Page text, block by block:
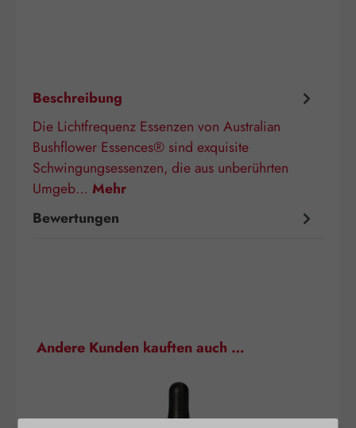
Beschreibung
Die Lichtfrequenz Essenzen von Australian
Bushflower Essences® sind exquisite
Schwingungsessenzen, die aus unberührten
Umgeb… Mehr
Bewertungen
Produktgalerie überspringen
Andere Kunden kauften auch …